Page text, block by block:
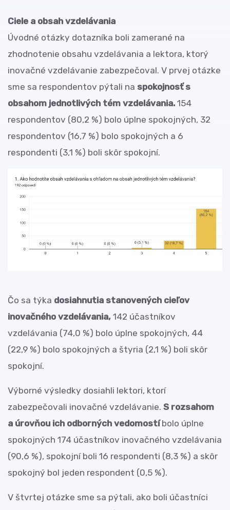
Ciele a obsah vzdelávania
Úvodné otázky dotazníka boli zamerané na
zhodnotenie obsahu vzdelávania a lektora, ktorý
inovačné vzdelávanie zabezpečoval. V prvej otázke
sme sa respondentov pýtali na spokojnosť s
obsahom jednotlivých tém vzdelávania. 154
respondentov (80,2 %) bolo úplne spokojných, 32
respondentov (16,7 %) bolo spokojných a 6
respondenti (3,1 %) boli skôr spokojní.
Čo sa týka dosiahnutia stanovených cieľov
inovačného vzdelávania, 142 účastníkov
vzdelávania (74,0 %) bolo úplne spokojných, 44
(22,9 %) bolo spokojných a štyria (2,1 %) boli skôr
spokojní.
Výborné výsledky dosiahli lektori, ktorí
zabezpečovali inovačné vzdelávanie. S rozsahom
a úrovňou ich odborných vedomostíbolo úplne
spokojných 174 účastníkov inovačného vzdelávania
(90,6 %), spokojní boli 16 respondenti (8,3 %) a skôr
spokojný bol jeden respondent (0,5 %).
V štvrtej otázke sme sa pýtali, ako boli účastníci